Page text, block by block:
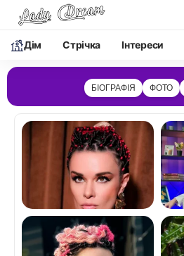
Дім Cтрічка Інтереси
БІОГРАФІЯ ФОТО